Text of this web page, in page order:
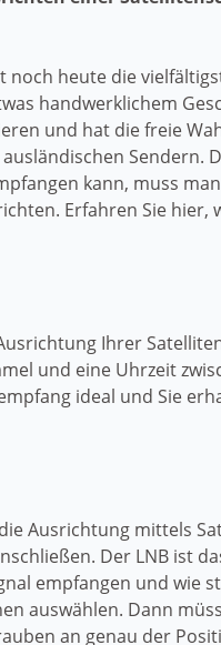
noch heute die
handwerklichem
und hat die freie
Sendern.
kann, muss
Erfahren Sie hier,
Ihrer
und eine Uhrzeit
ideal und Sie
Ausrichtung mittels
Der LNB ist
empfangen und wie
auswählen. Dann
an genau der